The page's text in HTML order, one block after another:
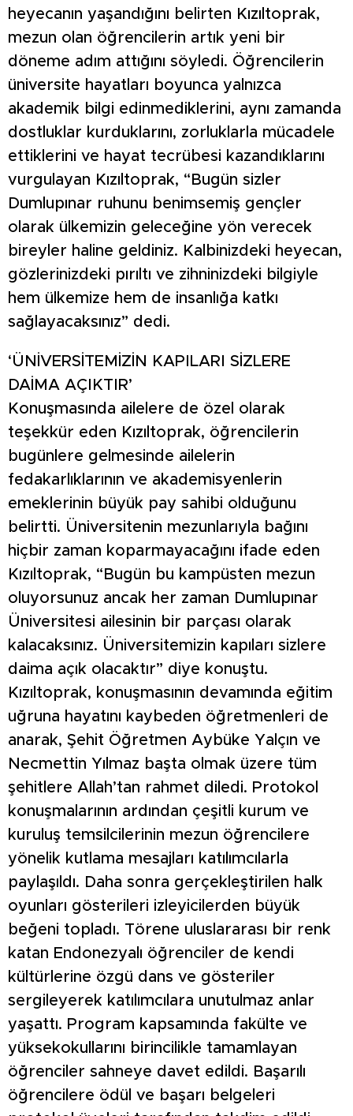
heyecanın yaşandığını belirten Kızıltoprak,
mezun olan öğrencilerin artık yeni bir
döneme adım attığını söyledi. Öğrencilerin
üniversite hayatları boyunca yalnızca
akademik bilgi edinmediklerini, aynı zamanda
dostluklar kurduklarını, zorluklarla mücadele
ettiklerini ve hayat tecrübesi kazandıklarını
vurgulayan Kızıltoprak, “Bugün sizler
Dumlupınar ruhunu benimsemiş gençler
olarak ülkemizin geleceğine yön verecek
bireyler haline geldiniz. Kalbinizdeki heyecan,
gözlerinizdeki pırıltı ve zihninizdeki bilgiyle
hem ülkemize hem de insanlığa katkı
sağlayacaksınız” dedi.
‘ÜNİVERSİTEMİZİN KAPILARI SİZLERE
DAİMA AÇIKTIR’
Konuşmasında ailelere de özel olarak
teşekkür eden Kızıltoprak, öğrencilerin
bugünlere gelmesinde ailelerin
fedakarlıklarının ve akademisyenlerin
emeklerinin büyük pay sahibi olduğunu
belirtti. Üniversitenin mezunlarıyla bağını
hiçbir zaman koparmayacağını ifade eden
Kızıltoprak, “Bugün bu kampüsten mezun
oluyorsunuz ancak her zaman Dumlupınar
Üniversitesi ailesinin bir parçası olarak
kalacaksınız. Üniversitemizin kapıları sizlere
daima açık olacaktır” diye konuştu.
Kızıltoprak, konuşmasının devamında eğitim
uğruna hayatını kaybeden öğretmenleri de
anarak, Şehit Öğretmen Aybüke Yalçın ve
Necmettin Yılmaz başta olmak üzere tüm
şehitlere Allah’tan rahmet diledi. Protokol
konuşmalarının ardından çeşitli kurum ve
kuruluş temsilcilerinin mezun öğrencilere
yönelik kutlama mesajları katılımcılarla
paylaşıldı. Daha sonra gerçekleştirilen halk
oyunları gösterileri izleyicilerden büyük
beğeni topladı. Törene uluslararası bir renk
katan Endonezyalı öğrenciler de kendi
kültürlerine özgü dans ve gösteriler
sergileyerek katılımcılara unutulmaz anlar
yaşattı. Program kapsamında fakülte ve
yüksekokullarını birincilikle tamamlayan
öğrenciler sahneye davet edildi. Başarılı
öğrencilere ödül ve başarı belgeleri